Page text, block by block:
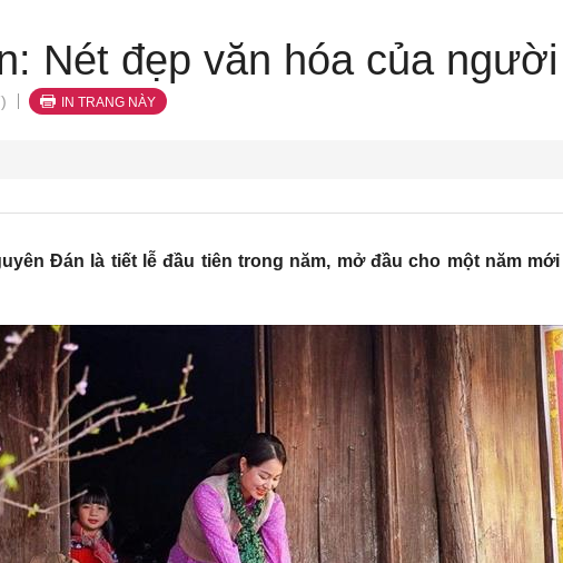
Nét đẹp văn hóa của
IN TRANG NÀY
Đán là tiết lễ đầu tiên trong năm, mở đầu cho một năm